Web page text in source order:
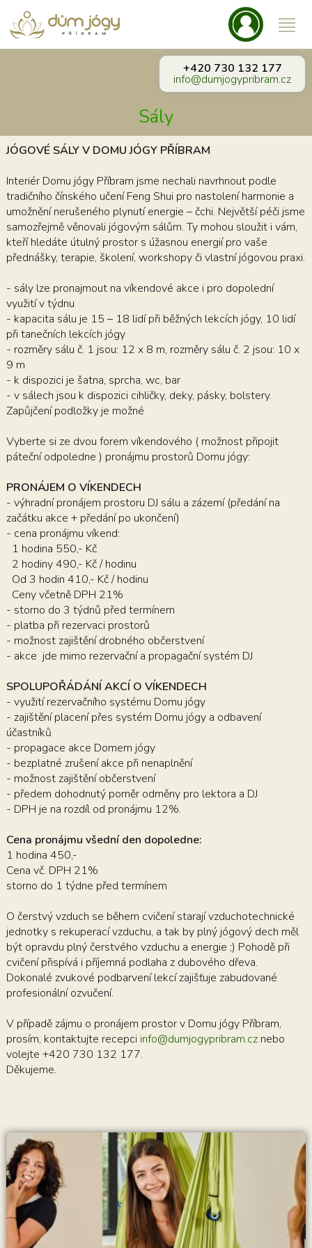
+420 730 132 177
info@dumjogypribram.cz
Sály
JÓGOVÉ SÁLY V DOMU JÓGY PŘÍBRAM
Interiér Domu jógy Příbram jsme nechali navrhnout podle
tradičního čínského učení Feng Shui pro nastolení harmonie a
umožnění nerušeného plynutí energie – čchi. Největší péči jsme
samozřejmě věnovali jógovým sálům. Ty mohou sloužit i vám,
kteří hledáte útulný prostor s úžasnou energií pro vaše
přednášky, terapie, školení, workshopy či vlastní jógovou praxi.
- sály lze pronajmout na víkendové akce i pro dopolední
využití v týdnu
- kapacita sálu je 15 – 18 lidí při běžných lekcích jógy, 10 lidí
při tanečních lekcích jógy
- rozměry sálu č. 1 jsou: 12 x 8 m, rozměry sálu č. 2 jsou: 10 x
9 m
- k dispozici je šatna, sprcha, wc, bar
- v sálech jsou k dispozici cihličky, deky, pásky, bolstery.
Zapůjčení podložky je možné
Vyberte si ze dvou forem víkendového ( možnost připojit
páteční odpoledne ) pronájmu prostorů Domu jógy:
PRONÁJEM O VÍKENDECH
- výhradní pronájem prostoru DJ sálu a zázemí (předání na
začátku akce + předání po ukončení)
- cena pronájmu víkend:
1 hodina 550,- Kč
2 hodiny 490,- Kč / hodinu
Od 3 hodin 410,- Kč / hodinu
Ceny včetně DPH 21%
- storno do 3 týdnů před termínem
- platba při rezervaci prostorů
- možnost zajištění drobného občerstvení
- akce jde mimo rezervační a propagační systém DJ
SPOLUPOŘÁDÁNÍ AKCÍ O VÍKENDECH
- využití rezervačního systému Domu jógy
- zajištění placení přes systém Domu jógy a odbavení
účastníků
- propagace akce Domem jógy
- bezplatné zrušení akce při nenaplnění
- možnost zajištění občerstvení
- předem dohodnutý poměr odměny pro lektora a DJ
- DPH je na rozdíl od pronájmu 12%.
Cena pronájmu všední den dopoledne:
1 hodina 450,-
Cena vč. DPH 21%
storno do 1 týdne před termínem
O čerstvý vzduch se během cvičení starají vzduchotechnické
jednotky s rekuperací vzduchu, a tak by plný jógový dech měl
být opravdu plný čerstvého vzduchu a energie ;) Pohodě při
cvičení přispívá i příjemná podlaha z dubového dřeva.
Dokonalé zvukové podbarvení lekcí zajišťuje zabudované
profesionální ozvučení.
V případě zájmu o pronájem prostor v Domu jógy Příbram,
prosím, kontaktujte recepci info@dumjogypribram.cznebo
volejte +420 730 132 177.
Děkujeme.